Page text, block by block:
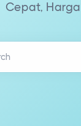
Cepat,